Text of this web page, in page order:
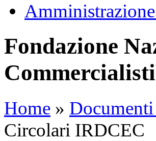
Fondazione
Commercialisti
Home »
Circolari IRDCEC